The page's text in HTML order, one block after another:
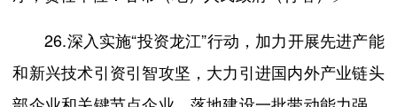
26.深入实施“投资龙江”行动，加力开展先进产能
和新兴技术引资引智攻坚，大力引进国内外产业链头